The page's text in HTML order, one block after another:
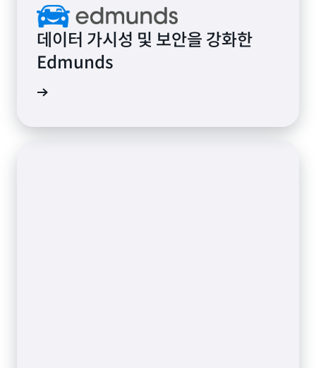
데이터 가시성 및 보안을 강화한
Edmunds